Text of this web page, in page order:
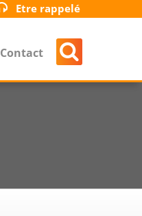
Etre rappelé
Contact